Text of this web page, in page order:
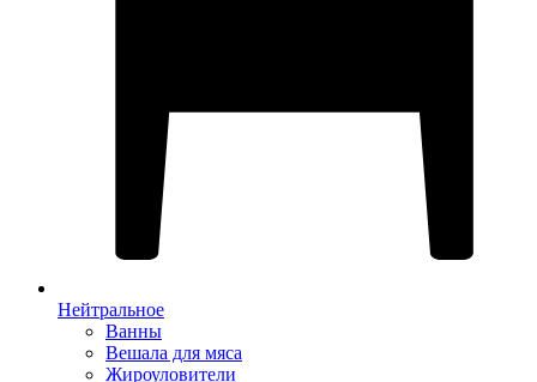
Нейтральное
Ванны
Вешала для мяса
Жироуловители